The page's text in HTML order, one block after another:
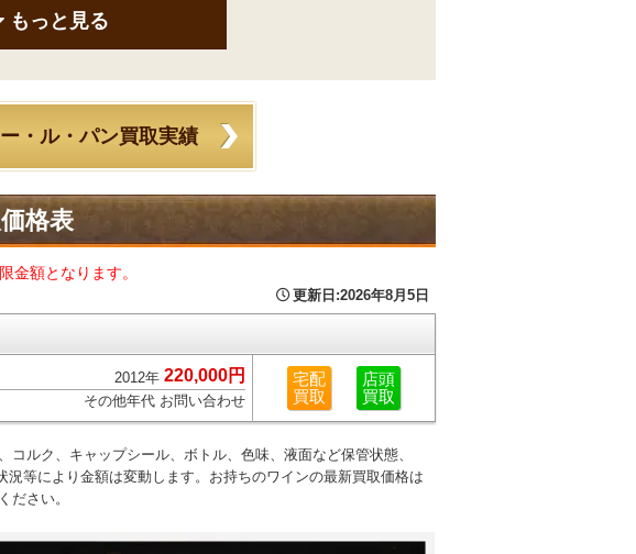
もっと見る
・ル・パン買取実績
格表
金額となります。
更新日:2026年8月5日
2012年 220,000円
その他年代 お問い合わせ
宅配
買取
店頭
買取
ルク、キャップシール、ボトル、色味、液面など保管状態、
等により金額は変動します。お持ちのワインの最新買取価格は
ださい。